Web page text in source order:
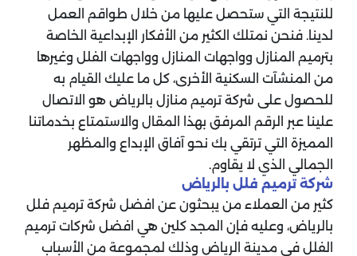
للنتيجة التي ستحصل عليها من خلال طواقم العمل
لدينا. فنحن نمتلك الكثير من الأفكار الإبداعية الخاصة
بترميم المنازل وواجهات المنازل وواجهات الفلل وغيرها
من المنشآت السكنية الأخرى، كل ما عليك القيام به
للحصول على شركة ترميم منازل بالرياض هو الاتصال
علينا عبر الرقم المرفق بهذا المقال والاستمتاع بخدماتنا
المميزة التي ترتقي بك نحو آفاق الإبداع والمظهر
الجمالي الذي لا يقاوم.
شركة ترميم فلل بالرياض
كثير من العملاء من يبحثون عن افضل شركة ترميم فلل
بالرياض، وعليه فإن المجد كلين هي افضل شركات ترميم
الفلل في مدينة الرياض وذلك لمجموعة من الأسباب